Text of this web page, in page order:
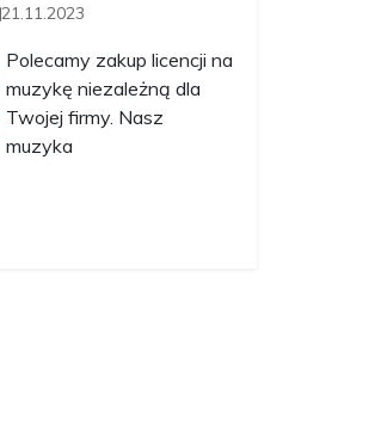
21.11.2023
Polecamy zakup licencji na
muzykę niezależną dla
Twojej firmy. Nasz
muzyka